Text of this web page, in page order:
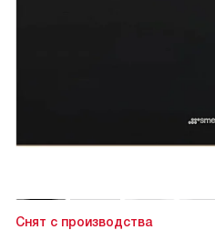
Снят с производства